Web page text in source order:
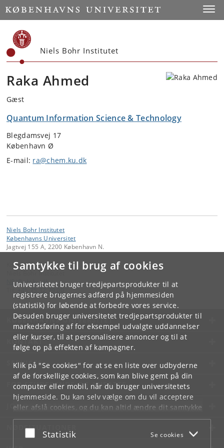
Samtykke til brug af cookies
Universitetet bruger tredjepartsprodukter til at
registrere brugernes adfærd på hjemmesiden
(statistik) for løbende at forbedre vores service.
Desuden bruger universitetet tredjepartsprodukter til
markedsføring af for eksempel udvalgte uddannelser
eller kurser, til at personalisere annoncer og til at
følge op på effekten af kampagner.
Klik på "Se cookies" for at se en liste over udbyderne
af de forskellige cookies, som kan blive gemt på din
computer eller mobil, når du bruger universitetets
hjemmeside. Du kan selv vælge om du vil acceptere
eller afslå cookies, og du kan altid ændre dit samtykke
underCookie- og privatlivspolitiksom du finder i
bunden af hver side.
Acceptér eller afslå
Statistik Se cookies
Start
Niels Bohr Institutet
Raka Ahmed
Gæst
Quantum Information Science & Technology
Blegdamsvej 17
København Ø
E-mail: ra@chem.ku.dk
Niels Bohr Institutet
Københavns Universitet
Jagtvej 155 A, 2200 København N.
Kontakt:
Niels Bohr Institutet
NBI@ nbi ku.dk
KØBENHAVNS UNIVERSITET
KONTAKT
SERVICES
FOR STUDERENDE OG ANSATTE
JOB OG KARRIERE
NØDSITUATIONER